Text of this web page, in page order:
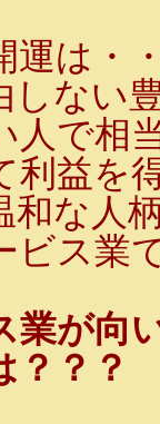
は・
しない
人で相
利益を
和な人
ビス業
業が向
？？？